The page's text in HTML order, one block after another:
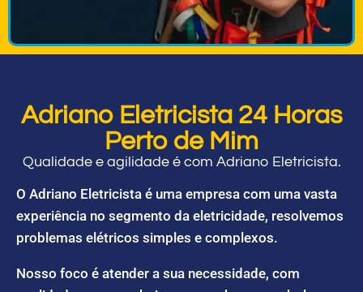
Adriano Eletricista 24 Horas
Perto de Mim
Qualidade e agilidade é com Adriano Eletricista.
O Adriano Eletricista é uma empresa com uma vasta
experiência no segmento da eletricidade, resolvemos
problemas elétricos simples e complexos.
Nosso foco é atender a sua necessidade, com